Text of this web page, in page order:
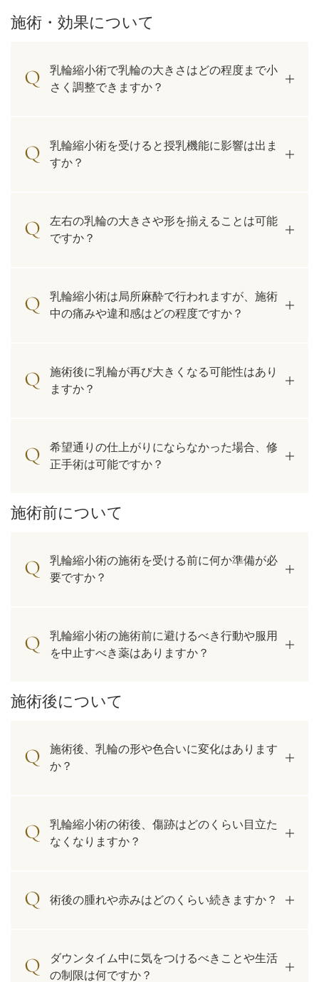
施術・効果について
乳輪縮小術で乳輪の大きさはどの程度まで小
さく調整できますか？
乳輪縮小術を受けると授乳機能に影響は出ま
すか？
左右の乳輪の大きさや形を揃えることは可能
ですか？
乳輪縮小術は局所麻酔で行われますが、施術
中の痛みや違和感はどの程度ですか？
施術後に乳輪が再び大きくなる可能性はあり
ますか？
希望通りの仕上がりにならなかった場合、修
正手術は可能ですか？
施術前について
乳輪縮小術の施術を受ける前に何か準備が必
要ですか？
乳輪縮小術の施術前に避けるべき行動や服用
を中止すべき薬はありますか？
施術後について
施術後、乳輪の形や色合いに変化はあります
か？
乳輪縮小術の術後、傷跡はどのくらい目立た
なくなりますか？
術後の腫れや赤みはどのくらい続きますか？
ダウンタイム中に気をつけるべきことや生活
の制限は何ですか？